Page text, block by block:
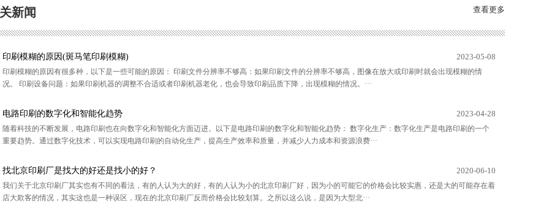
新闻 查看更多
印刷模糊的原因(斑马笔印刷模糊) 2023-05-08
印刷模糊的原因有很多种，以下是一些可能的原因： 印刷文件分辨率不够高：如果印刷文件的分辨率不够高，图像在放大或印刷时就会出现模糊的情
况。 印刷设备问题：如果印刷机器的调整不合适或者印刷机器老化，也会导致印刷品质下降，出现模糊的情况。···
电路印刷的数字化和智能化趋势 2023-04-28
随着科技的不断发展，电路印刷也在向数字化和智能化方面迈进。以下是电路印刷的数字化和智能化趋势： 数字化生产：数字化生产是电路印刷的一个
重要趋势。通过数字化技术，可以实现电路印刷的自动化生产，提高生产效率和质量，并减少人力成本和资源浪费···
找北京印刷厂是找大的好还是找小的好？ 2020-06-10
我们关于北京印刷厂其实也有不同的看法，有的人认为大的好，有的人认为小的北京印刷厂好，‍‍因为小的可能它的价格会比较实惠，还是大的可能存在着
店大欺客的情况，其实这也是一种误区，‍‍现在的北京印刷厂反而价格会比较划算。之所以这么说，是因为大型北···